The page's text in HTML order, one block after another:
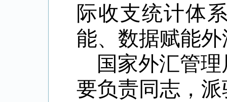
际收支统计体
能、数据赋能
国家外汇管
要负责同志，